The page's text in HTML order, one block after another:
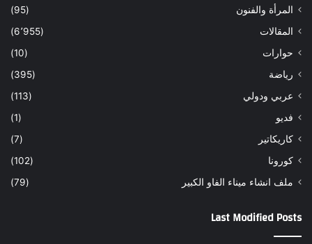
المرأة والفنون
(95)
المقالات
(6٬955)
حوارات
(10)
رياضة
(395)
عربي ودولي
(113)
فديو
(1)
كاريكاتير
(7)
كورونا
(102)
ملف انشاء ميناء الفاو الكبير
(79)
Last Modified Posts